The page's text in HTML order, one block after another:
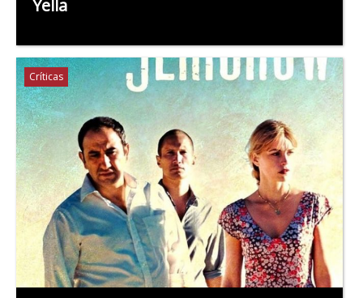
Yella
Críticas